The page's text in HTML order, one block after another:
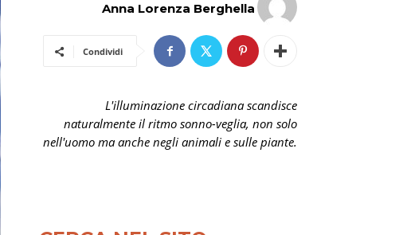
Anna Lorenza Berghella
Condividi
L'illuminazione circadiana scandisce
naturalmente il ritmo sonno-veglia, non solo
nell'uomo ma anche negli animali e sulle piante.